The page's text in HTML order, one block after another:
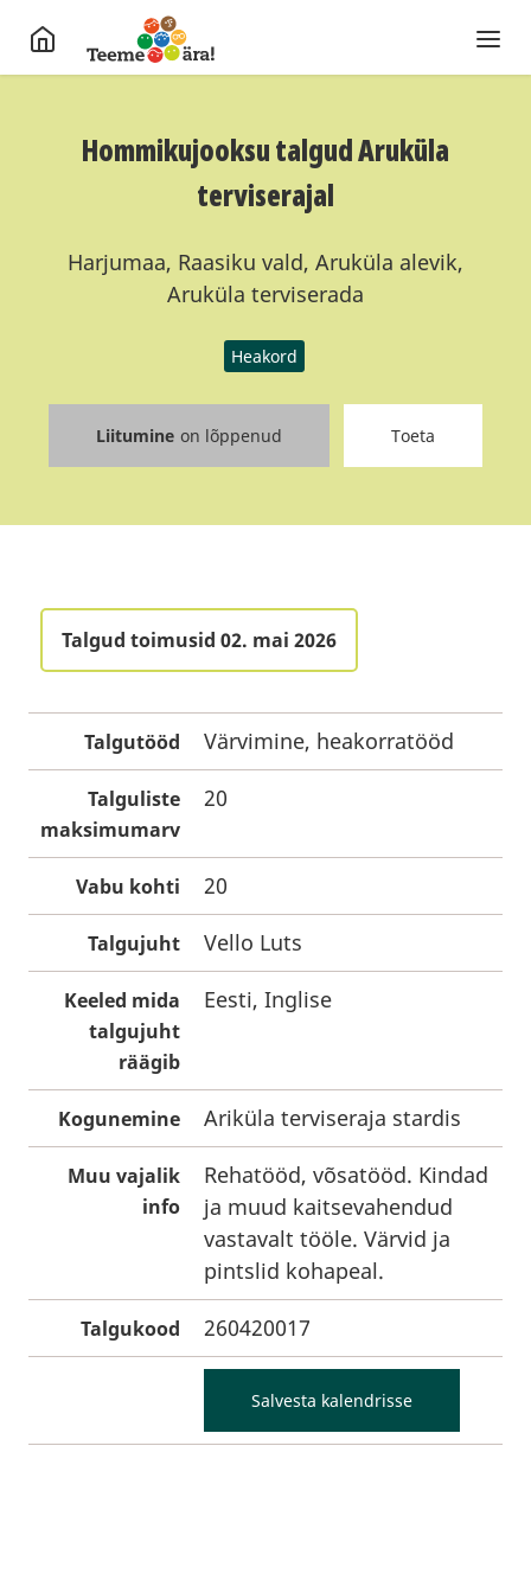
Hommikujooksu talgud Aruküla
terviserajal
Harjumaa, Raasiku vald, Aruküla alevik,
Aruküla terviserada
Heakord
Liitumine on lõppenud Toeta
Talgud toimusid 02. mai 2026
Talgutööd Värvimine, heakorratööd
Talguliste
maksimumarv
20
Vabu kohti 20
Talgujuht Vello Luts
Keeled mida
talgujuht
räägib
Eesti, Inglise
Kogunemine Ariküla terviseraja stardis
Muu vajalik
info
Rehatööd, võsatööd. Kindad
ja muud kaitsevahendud
vastavalt tööle. Värvid ja
pintslid kohapeal.
Talgukood 260420017
Salvesta kalendrisse